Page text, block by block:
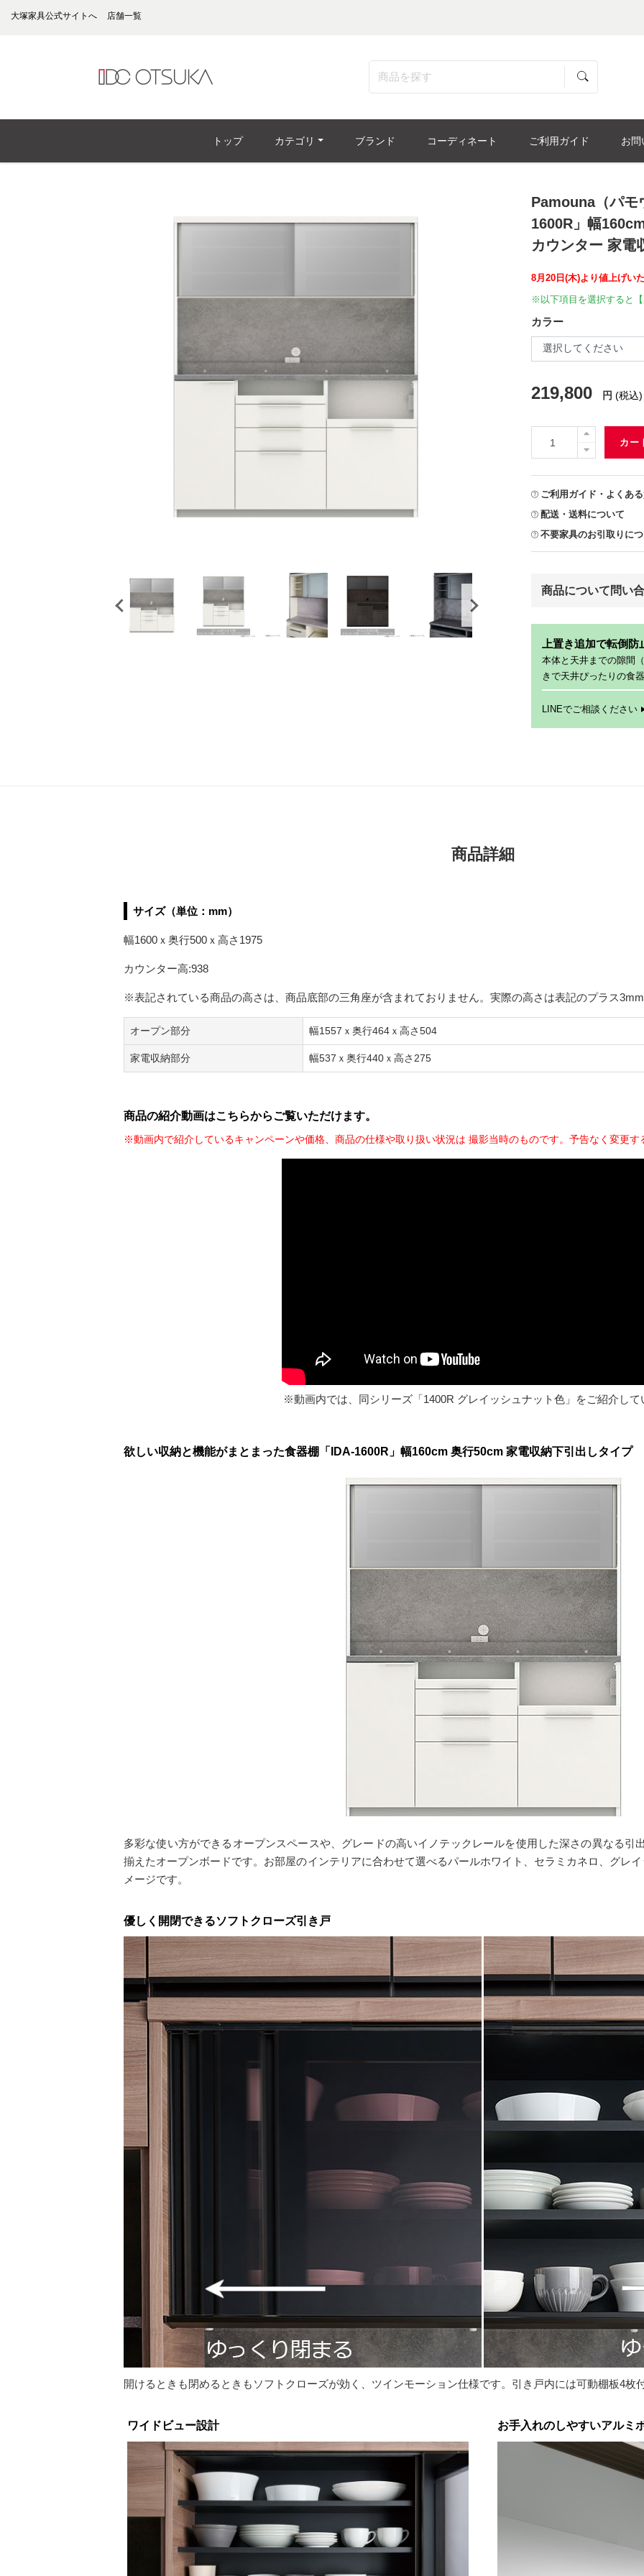
大塚家具公式サイトへ 店舗一覧
トップ カテゴリ ブランド コーディネート ご利用ガイド お問
Pamouna（パモ
1600R」幅
カウンター 家電
8月20日(木)より値上げい
※以下項目を選択すると
カラー
219,800 円 (税込)
カー
ご利用ガイド・よくあ
配送・送料について
不要家具のお引取りに
商品について問い
上置き追加で転倒
本体と天井までの隙間
きで天井ぴったりの食
LINEでご相談ください
商品詳細
サイズ（単位：mm）
幅1600ｘ奥行500ｘ高さ1975
カウンター高:938
※表記されている商品の高さは、商品底部の三角座が含まれておりません。実際の高さは表記のプラス
オープン部分 幅1557ｘ奥行464ｘ高さ504
家電収納部分 幅537ｘ奥行440ｘ高さ275
商品の紹介動画はこちらからご覧いただけます。
※動画内で紹介しているキャンペーンや価格、商品の仕様や取り扱い状況は 撮影当時のものです。予告なく変更
※動画内では、同シリーズ「1400R グレイッシュナット色」をご紹介して
欲しい収納と機能がまとまった食器棚「IDA-1600R」幅160cm 奥行50cm 家電収納下引出しタイプ
多彩な使い方ができるオープンスペースや、グレードの高いイノテックレールを使用した深さの異なる引
揃えたオープンボードです。お部屋のインテリアに合わせて選べるパールホワイト、セラミカネロ、グレ
メージです。
優しく開閉できるソフトクローズ引き戸
開けるときも閉めるときもソフトクローズが効く、ツインモーション仕様です。引き戸内には可動棚板4枚
ワイドビュー設計 お手入れのしやすいアルミ